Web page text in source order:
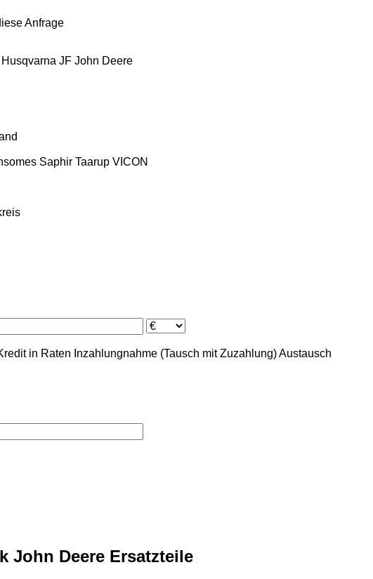
Anfrage
Husqvarna JF John Deere
Saphir Taarup VICON
in Raten Inzahlungnahme (Tausch mit Zuzahlung)Austausch
John Deere Ersatzteile